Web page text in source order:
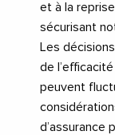
et à la
sécurisant
Les
de
peuvent
d’assurance